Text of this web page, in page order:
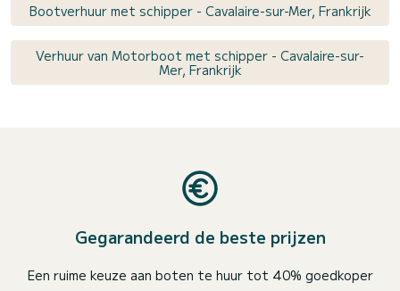
Bootverhuur met schipper - Cavalaire-sur-Mer, Frankrijk
Verhuur van Motorboot met schipper - Cavalaire-sur-
Mer, Frankrijk
Gegarandeerd de beste prijzen
Een ruime keuze aan boten te huur tot 40% goedkoper